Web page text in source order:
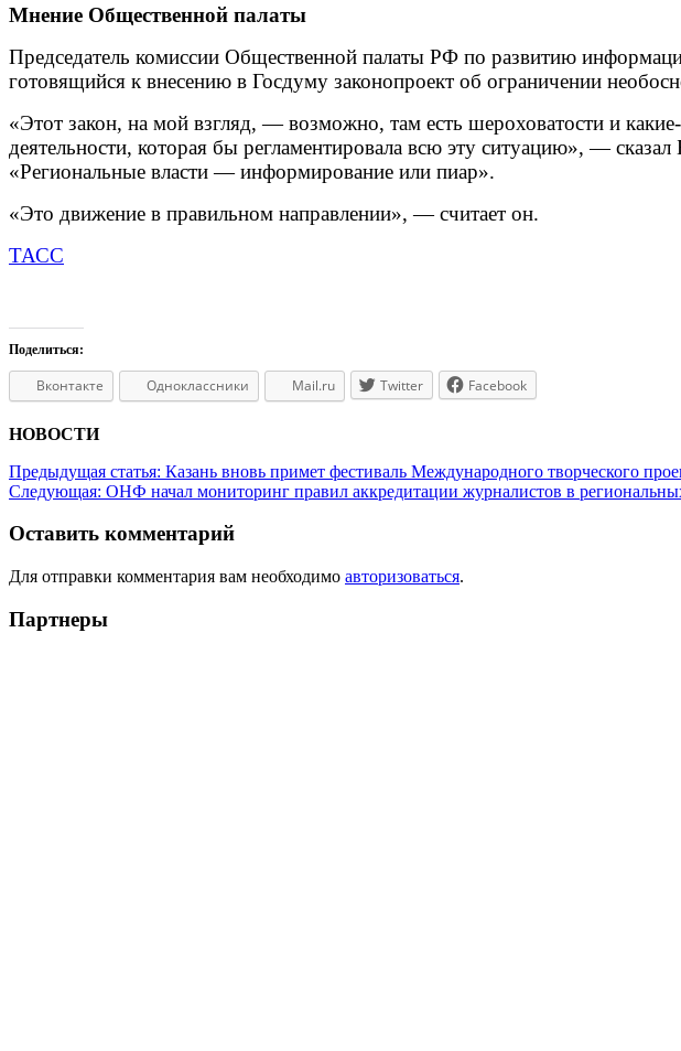
Мнение Общественной палаты
Председатель комиссии Общественной палаты РФ по развитию
готовящийся к внесению в Госдуму законопроект об ограничении
«Этот закон, на мой взгляд, — возможно, там есть шероховатости и
деятельности, которая бы регламентировала всю эту ситуацию», —
«Региональные власти — информирование или пиар».
«Это движение в правильном направлении», — считает он.
ТАСС
Поделиться:
Вконтакте Одноклассники Mail.ru Twitter Facebook
НОВОСТИ
Предыдущая статья: Казань вновь примет фестиваль Международного творческого
Следующая: ОНФ начал мониторинг правил аккредитации журналистов в
Оставить комментарий
Для отправки комментария вам необходимо авторизоваться.
Партнеры